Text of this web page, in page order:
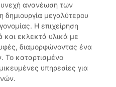
ανανέωση των
δημιουργία μεγαλύτερου
Η επιχείρηση
και εκλεκτά υλικά με
διαμορφώνοντας ένα
Το καταρτισμένο
υπηρεσίες για